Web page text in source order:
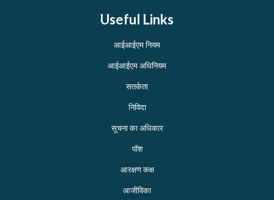
Useful Links
आईआईएम नियम
आईआईएम अधिनियम
सतर्कता
निविदा
सूचना का अधिकार
पॉश
आरक्षण कक्ष
आजीविका